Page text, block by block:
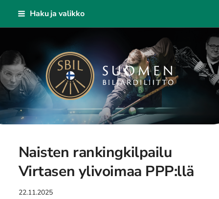
Siirry
Haku ja valikko
Suomen Biljardiliitto ry
Naisten rankingkilpailu
Virtasen ylivoimaa PPP:llä
22.11.2025